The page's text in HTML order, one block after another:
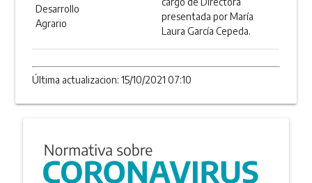
Desarrollo
Agrario
presentada por María
Laura García Cepeda.
Última actualizacion: 15/10/2021 07:10